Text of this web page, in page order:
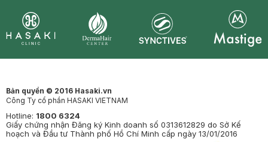
Bản quyền © 2016 Hasaki.vn
Công Ty cổ phần HASAKI VIETNAM
Hotline: 1800 6324
Giấy chứng nhận Đăng ký Kinh doanh số 0313612829 do Sở Kế
hoạch và Đầu tư Thành phố Hồ Chí Minh cấp ngày 13/01/2016